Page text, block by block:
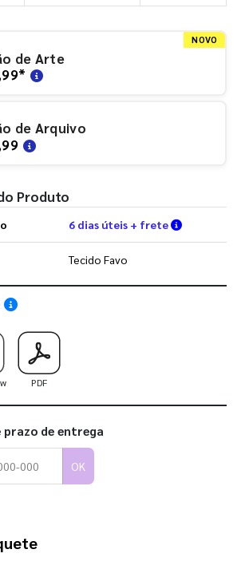
NOVO
de Arte
*
de Arquivo
Produto
6 dias úteis + frete Verifique
Tecido Favo
Saiba como utilizar os nossos gabaritos
PDF
de entrega
OK